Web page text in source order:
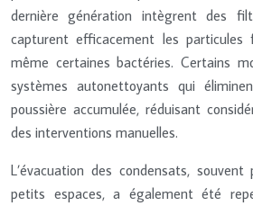
dernière génération intègrent des
capturent efficacement les particules
même certaines bactéries. Certains
systèmes autonettoyants qui
poussière accumulée, réduisant
des interventions manuelles.
L’évacuation des condensats,
petits espaces, a également été